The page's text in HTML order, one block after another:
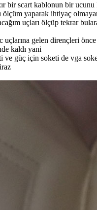
bir scart kablonun bir ucunu
ölçüm yaparak ihtiyaç
uçları ölçüp tekrar
uçlarına gelen dirençleri
kaldı yani
ve güç için soketi de vga